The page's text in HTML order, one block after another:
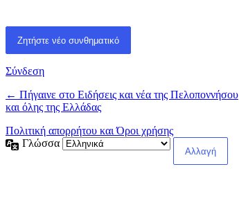
Σύνδεση
← Πήγαινε στο Ειδήσεις και νέα της Πελοποννήσου
και όλης της Ελλάδας
Πολιτική απορρήτου και Όροι χρήσης
Γλώσσα